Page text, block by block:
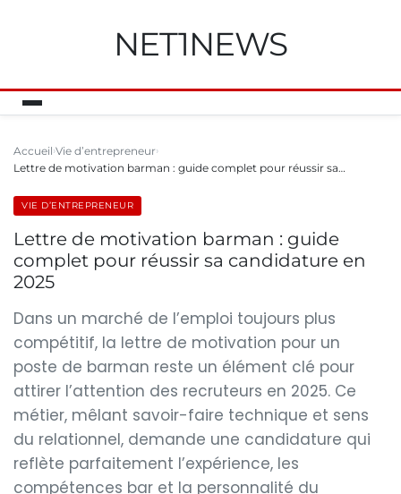
NET1NEWS
Accueil Vie d’entrepreneur
Lettre de motivation barman : guide complet pour réussir sa…
VIE D’ENTREPRENEUR
Lettre de motivation barman : guide
complet pour réussir sa candidature en
2025
Dans un marché de l’emploi toujours plus
compétitif, la lettre de motivation pour un
poste de barman reste un élément clé pour
attirer l’attention des recruteurs en 2025. Ce
métier, mêlant savoir-faire technique et sens
du relationnel, demande une candidature qui
reflète parfaitement l’expérience, les
compétences bar et la personnalité du